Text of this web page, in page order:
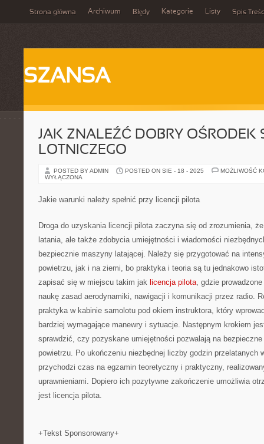
Strona główna Archiwum Błędy Kategorie Listy Spis
SZANSA
JAK ZNALEŹĆ DOBRY OŚRODEK
LOTNICZEGO
POSTED BY ADMIN POSTED ON SIE - 18 - 2025
MOŻLIWOŚĆ
WYŁĄCZONA
Jakie warunki należy spełnić przy licencji pilota
Droga do uzyskania licencji pilota zaczyna się od zrozumienia,
latania, ale także zdobycia umiejętności i wiadomości
bezpiecznie maszyny latającej. Należy się przygotować na
powietrzu, jak i na ziemi, bo praktyka i teoria są tu jednakowo
zapisać się w miejscu takim jak licencja pilota, gdzie
naukę zasad aerodynamiki, nawigacji i komunikacji przez radio.
praktyka w kabinie samolotu pod okiem instruktora, który
bardziej wymagające manewry i sytuacje. Następnym krokiem
sprawdzić, czy pozyskane umiejętności pozwalają na
powietrzu. Po ukończeniu niezbędnej liczby godzin przelatanych
przychodzi czas na egzamin teoretyczny i praktyczny,
uprawnieniami. Dopiero ich pozytywne zakończenie umożliwia
jest licencja pilota.
+Tekst Sponsorowany+